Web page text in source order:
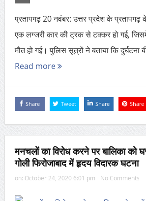
प्रतापगढ़ 20 नवंबर: उत्तर प्रदेश के प्रतापगढ़
एक लग्जरी कार की ट्रक से टक्कर हो गई,
मौत हो गई। पुलिस सूत्रों ने बताया कि दुर्घटना
Read more
Share Tweet Share Share
मनचलों का विरोध करने पर बालिका को
गोली फिरोजाबाद में हृदय विदारक घटना
on: October 24, 2020 6:01 pm No Comments